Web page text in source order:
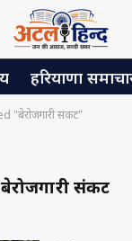
हरियाणा
"बेरोजगारी संकट"
बेरोजगारी संकट